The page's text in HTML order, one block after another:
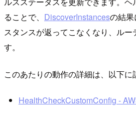
ることで、 DiscoverInstancesの結
スタンスが返ってこなくなり、ルー
す。
このあたりの動作の詳細は、以下に
HealthCheckCustomConfig -